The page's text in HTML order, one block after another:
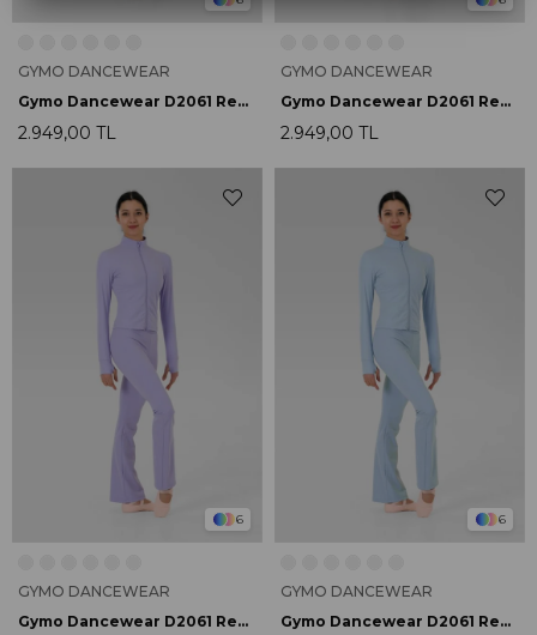
GYMO DANCEWEAR
Gymo Dancewear D2061 Renata Hoodie Açık Yeşil
2.949,00 TL
GYMO DANCEWEAR
Gymo Dancewear D2061 Renata Hoodie Lacivert
2.949,00 TL
6
GYMO DANCEWEAR
Gymo Dancewear D2061 Renata Hoodie Lila
6
GYMO DANCEWEAR
Gymo Dancewear D2061 Renata Hoodie Mavi